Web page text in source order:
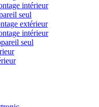
intérieur
seul
extérieur
intérieur
seul